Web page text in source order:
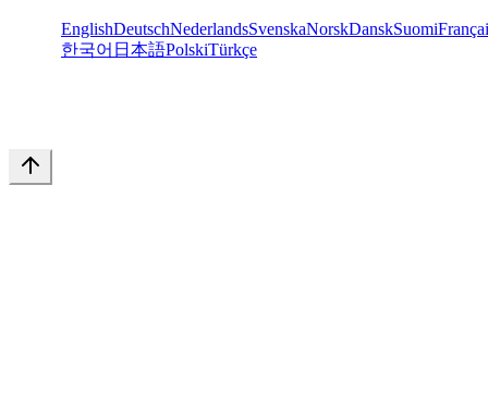
EnglishDeutschNederlandsSvenskaNorskDanskSuomi
한국어 日本語PolskiTürkçe